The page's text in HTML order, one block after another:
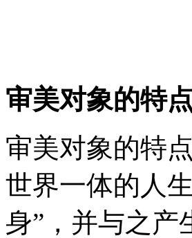
审美对象的特
审美对象的特
世界一体的人
身”，并与之产